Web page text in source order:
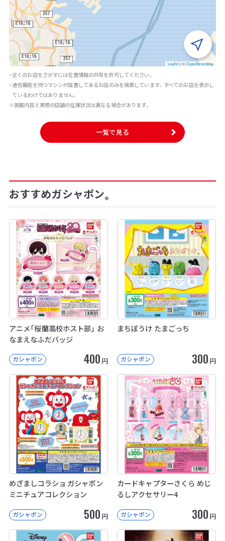
Leaflet |©OpenStreetMap
・近くのお店をさがすには位置情報の共有を許可してください。
・通信機能を持つマシンが設置してあるお店のみを検索しています。すべてのお店を表示し
ているわけではありません。
※掲載内容と実際の店舗の在庫状況は異なる場合があります。
一覧で見る
おすすめガシャポン®
アニメ「桜蘭高校ホスト部」 お
なまえなふだバッジ
ガシャポン 400 円
まちぼうけ たまごっち
ガシャポン 300 円
めざましコラショ ガシャポン
ミニチュアコレクション
ガシャポン 500 円
カードキャプターさくら めじ
るしアクセサリー4
ガシャポン 300 円